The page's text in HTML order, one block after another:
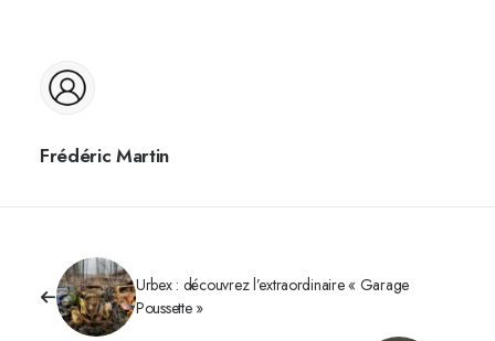
Frédéric Martin
Urbex : découvrez l’extraordinaire « Garage
Poussette »